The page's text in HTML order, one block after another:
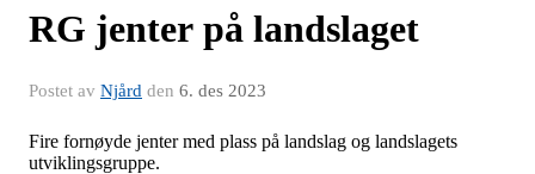
RG jenter på landslaget
Postet av Njård den 6. des 2023
Fire fornøyde jenter med plass på landslag og landslagets
utviklingsgruppe.